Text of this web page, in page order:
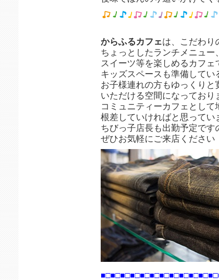
からふるカフェは、こだわり
ちょっとしたランチメニュー
スイーツ等を楽しめるカフェ
キッズスペースも準備してい
お子様連れの方もゆっくりと
いただける空間になっており
コミュニティーカフェとして
根差していければと思ってい
ちびっ子店長も出勤予定です
ぜひお気軽にご来店ください